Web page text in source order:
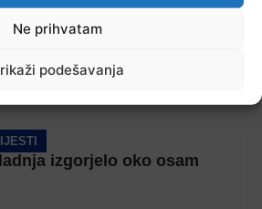
Ne prihvatam
podešavanja
izgorjelo oko osam